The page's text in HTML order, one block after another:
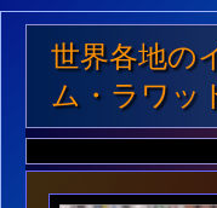
世界各地の
ム・ラワッ